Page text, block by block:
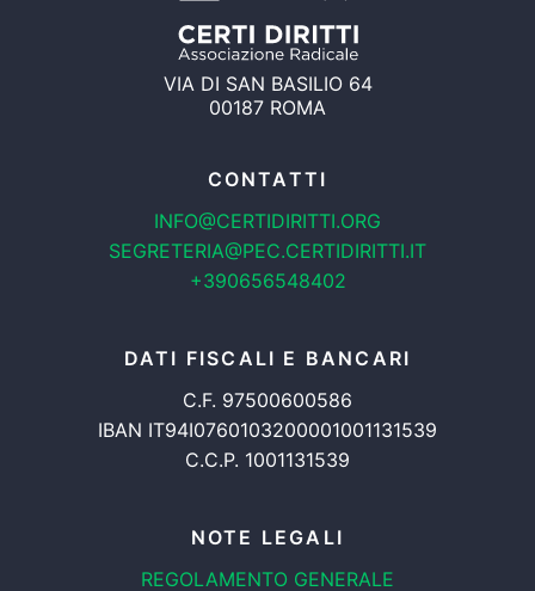
VIA DI SAN BASILIO 64
00187 ROMA
CONTATTI
INFO@CERTIDIRITTI.ORG
SEGRETERIA@PEC.CERTIDIRITTI.IT
+390656548402
DATI FISCALI E BANCARI
C.F. 97500600586
IBAN IT94I0760103200001001131539
C.C.P. 1001131539
NOTE LEGALI
REGOLAMENTO GENERALE